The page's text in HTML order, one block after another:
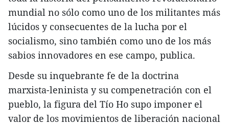
mundial no sólo como uno de los militantes más
lúcidos y consecuentes de la lucha por el
socialismo, sino también como uno de los más
sabios innovadores en ese campo, publica.
Desde su inquebrante fe de la doctrina
marxista-leninista y su compenetración con el
pueblo, la figura del Tío Ho supo imponer el
valor de los movimientos de liberación nacional